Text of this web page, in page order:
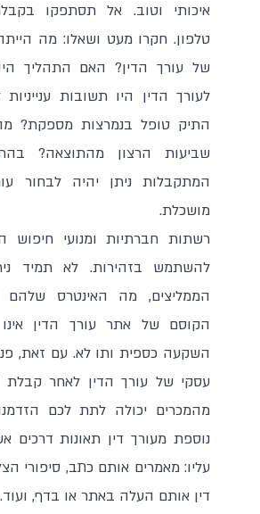
איכותי וטוב. אל תסתפקו
טלפון. חקרו מעט ושאלו: מה
של עורך הדין? האם התהליך
לעורך הדין היו תשובות
התיק טופל בנמרצות מספקת?
שביעות הרצון מהתוצאה?
המתקבלות ניתן יהיה לבחור
מושכלת.
רשתות חברתיות ומנועי חיפוש
להשתמש בזהירות. לא תמיד
הממליצים, מה האינטרס שלהם
הקוסם של אתר עורך הדין
השקעה כספית ותו לא. עם זאת,
עסקי של עורך הדין לאחר קבלת
מהמכרים יכולה לתת לכם
נוספת מעורך דין תאונות דרכים
עליו: מאמרים אותם כתב, סיפורי
דין אותם העלה באתר או בדף, ועוד.